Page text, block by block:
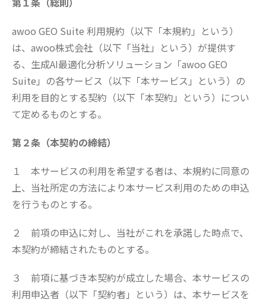
awoo GEO Suite 利用規約（以下「本規約」という）
は、awoo株式会社（以下「当社」という）が提供す
る、生成AI最適化分析ソリューション「awoo GEO
Suite」の各サービス（以下「本サービス」という）の
利用を目的とする契約（以下「本契約」という）につい
て定めるものとする。
第２条（本契約の締結）
１ 本サービスの利用を希望する者は、本規約に同意の
上、当社所定の方法により本サービス利用のための申込
を行うものとする。
２ 前項の申込に対し、当社がこれを承諾した時点で、
本契約が締結されたものとする。
３ 前項に基づき本契約が成立した場合、本サービスの
利用申込者（以下「契約者」という）は、本サービスを